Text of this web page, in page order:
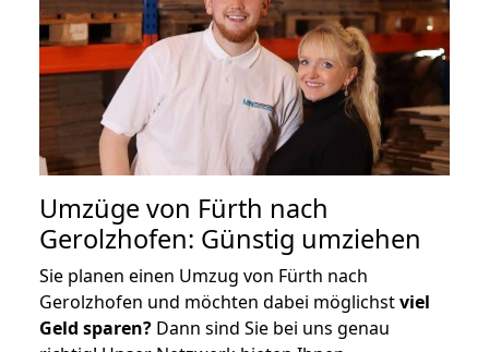
Umzüge von Fürth nach
Gerolzhofen: Günstig umziehen
Sie planen einen Umzug von Fürth nach
Gerolzhofen und möchten dabei möglichstviel
Geld sparen? Dann sind Sie bei uns genau